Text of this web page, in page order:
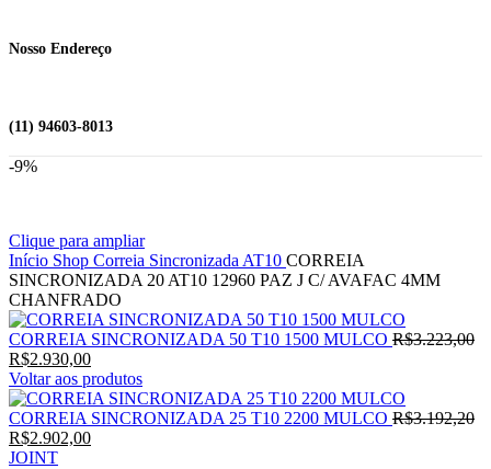
Nosso Endereço
(11) 94603-8013
-9%
Clique para ampliar
Início Shop Correia SincronizadaAT10 CORREIA
SINCRONIZADA 20 AT10 12960 PAZ J C/ AVAFAC 4MM
CHANFRADO
CORREIA SINCRONIZADA 50 T10 1500 MULCO R$3.223,00O
R$2.930,00O
preço
atual
é:
R$2.930,00.
Voltar aos produtos
CORREIA SINCRONIZADA 25 T10 2200 MULCO R$3.192,20O
R$2.902,00O
JOINT